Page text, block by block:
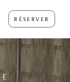
RÉSERVER